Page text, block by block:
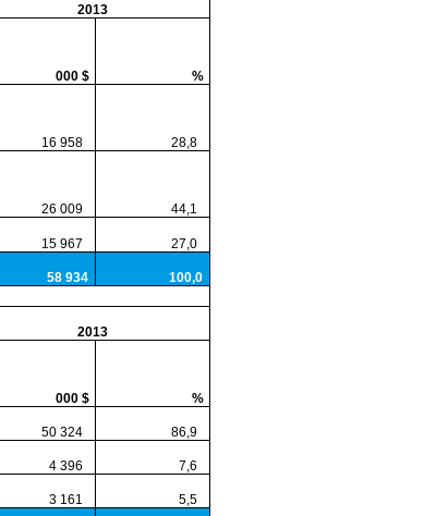
2013
000 $ %
16 958 28,8
26 009 44,1
15 967 27,0
58 934 100,0
2013
000 $ %
50 324 86,9
4 396 7,6
3 161 5,5